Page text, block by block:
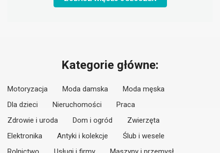
Kategorie główne:
Motoryzacja Moda damska
Moda męska
Dla dzieci
Nieruchomości
Praca
Zdrowie i uroda
Dom i ogród
Zwierzęta
Elektronika
Antyki i kolekcje
Ślub i wesele